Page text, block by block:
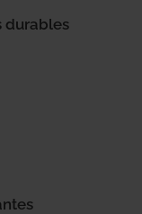
durables